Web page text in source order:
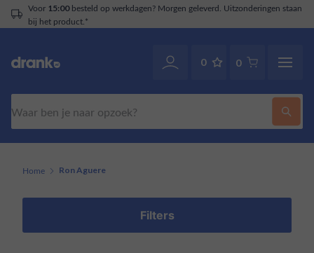
Voor 15:00besteld op werkdagen? Morgen geleverd. Uitzonderingen staan
bij het product.*
0 0
Home Ron Aguere
Filters